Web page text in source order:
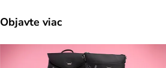
Objavte viac